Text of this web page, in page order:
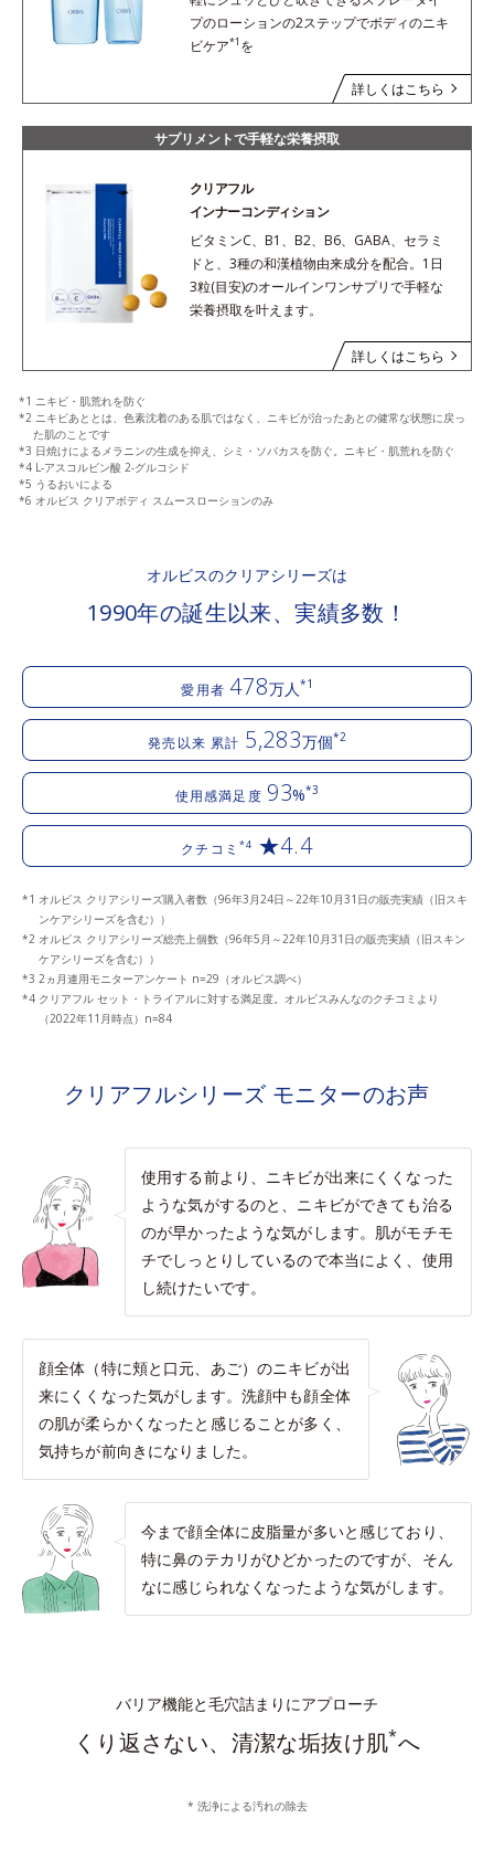
プのローションの2ステップでボディのニキ
ビケア*1 を
詳しくはこちら
サプリメントで手軽な栄養摂取
クリアフル
インナーコンディション
ビタミンC、B1、B2、B6、GABA、セラミ
ドと、3種の和漢植物由来成分を配合。1日
3粒(目安)のオールインワンサプリで手軽な
栄養摂取を叶えます。
詳しくはこちら
*1 ニキビ・肌荒れを防ぐ
*2 ニキビあととは、色素沈着のある肌ではなく、ニキビが治ったあとの健常な状態に戻っ
た肌のことです
*3 日焼けによるメラニンの生成を抑え、シミ・ソバカスを防ぐ。ニキビ・肌荒れを防ぐ
*4 L-アスコルビン酸 2-グルコシド
*5 うるおいによる
*6 オルビス クリアボディ スムースローションのみ
オルビスのクリアシリーズは
1990年の誕生以来、実績多数！
愛用者 478万人*1
発売以来 累計 5,283万個*2
使用感満足度 93%*3
クチコミ*4 ★4.4
オルビス クリアシリーズ購入者数（96年3月24日～22年10月31日の販売実績（旧スキ
ンケアシリーズを含む））
オルビス クリアシリーズ総売上個数（96年5月～22年10月31日の販売実績（旧スキン
ケアシリーズを含む））
2ヵ月連用モニターアンケート n=29（オルビス調べ）
クリアフル セット・トライアルに対する満足度。オルビスみんなのクチコミより
（2022年11月時点）n=84
クリアフルシリーズ モニターのお声
使用する前より、ニキビが出来にくくなった
ような気がするのと、ニキビができても治る
のが早かったような気がします。肌がモチモ
チでしっとりしているので本当によく、使用
し続けたいです。
顔全体（特に頬と口元、あご）のニキビが出
来にくくなった気がします。洗顔中も顔全体
の肌が柔らかくなったと感じることが多く、
気持ちが前向きになりました。
今まで顔全体に皮脂量が多いと感じており、
特に鼻のテカリがひどかったのですが、そん
なに感じられなくなったような気がします。
バリア機能と毛穴詰まりにアプローチ
くり返さない、清潔な垢抜け肌*へ
* 洗浄による汚れの除去